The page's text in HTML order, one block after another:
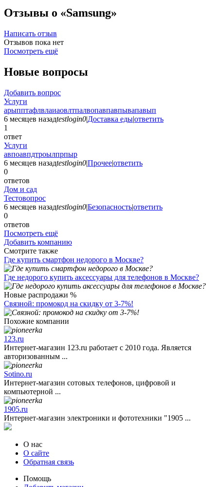
Отзывы о «Samsung»
Написать отзыв
Отзывов пока нет
Посмотреть ещё
Новые вопросы
Добавить вопрос
Услуги
арыпптафлвлаиаовлтпалвопавпавпывапавып
6 месяцев назадtestlogin0|Доставка еды|ответить
1
ответ
Услуги
авпоавпдтроылпрпыр
6 месяцев назадtestlogin0|Прочее|ответить
0
ответов
Дом и сад
Тестовопрос
6 месяцев назадtestlogin0|Безопасность|ответить
0
ответов
Посмотреть ещё
Добавить компанию
Смотрите также
Где купить смартфон недорого в Москве?
Где недорого купить аксессуары для телефонов в Москве?
Новые распродажи %
Связной: промокод на скидку от 3-7%!
Похожие компании
123.ru
Интернет-магазин 123.ru работает с 2010 года. Является
авторизованным ...
Sotino.ru
Интернет-магазин сотовых телефонов, цифровой и
компьютерной ...
1905.ru
Интернет-магазин электроники и фототехники "1905 ...
О нас
О сайте
Обратная связь
Помощь